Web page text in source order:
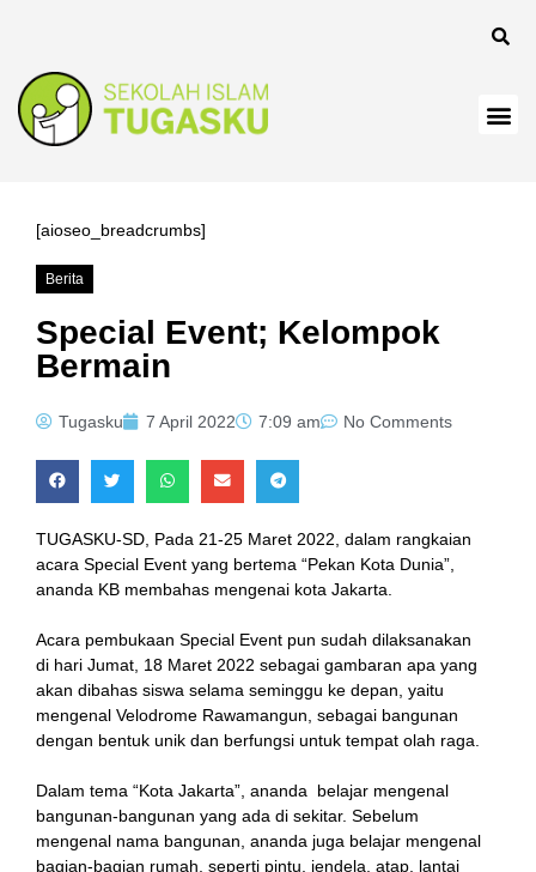
[aioseo_breadcrumbs]
Berita
Special Event; Kelompok
Bermain
Tugasku 7 April 2022 7:09 am No Comments
TUGASKU-SD, Pada 21-25 Maret 2022, dalam rangkaian
acara Special Event yang bertema “Pekan Kota Dunia”,
ananda KB membahas mengenai kota Jakarta.
Acara pembukaan Special Event pun sudah dilaksanakan
di hari Jumat, 18 Maret 2022 sebagai gambaran apa yang
akan dibahas siswa selama seminggu ke depan, yaitu
mengenal Velodrome Rawamangun, sebagai bangunan
dengan bentuk unik dan berfungsi untuk tempat olah raga.
Dalam tema “Kota Jakarta”, ananda belajar mengenal
bangunan-bangunan yang ada di sekitar. Sebelum
mengenal nama bangunan, ananda juga belajar mengenal
bagian-bagian rumah, seperti pintu, jendela, atap, lantai